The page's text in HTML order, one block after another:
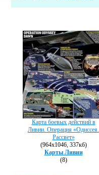
Карта боевых действий в
Ливии. Операция «Одиссея.
Рассвет»
(964х1046, 337кб)
Карты Ливии
(8)